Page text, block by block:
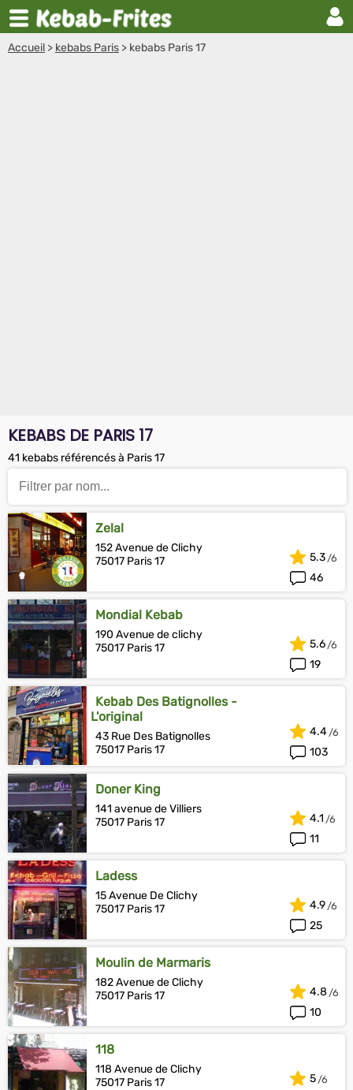
Accueil > kebabs Paris > kebabs Paris 17
KEBABS DE PARIS 17
41 kebabs référencés à Paris 17
Zelal
152 Avenue de Clichy
75017 Paris 17
46
5.3
Mondial Kebab
190 Avenue de clichy
75017 Paris 17
19
5.6
Kebab Des Batignolles -
L'original
43 Rue Des Batignolles
75017 Paris 17
103
4.4
Doner King
141 avenue de Villiers
75017 Paris 17
11
4.1
Ladess
15 Avenue De Clichy
75017 Paris 17
25
4.9
Moulin de Marmaris
182 Avenue de Clichy
75017 Paris 17
10
4.8
118
118 Avenue de Clichy
75017 Paris 17
5